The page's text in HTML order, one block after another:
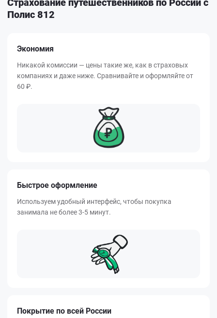
Страхование путешественников по России с
Полис 812
Экономия
Никакой комиссии — цены такие же, как в страховых
компаниях и даже ниже. Сравнивайте и оформляйте от
60 ₽.
Быстрое оформление
Используем удобный интерфейс, чтобы покупка
занимала не более 3-5 минут.
Покрытие по всей России